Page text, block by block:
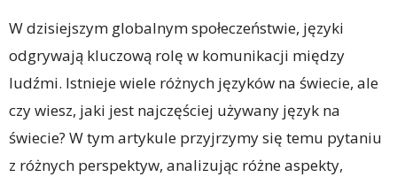
W dzisiejszym globalnym społeczeństwie, języki
odgrywają kluczową rolę w komunikacji między
ludźmi. Istnieje wiele różnych języków na świecie, ale
czy wiesz, jaki jest najczęściej używany język na
świecie? W tym artykule przyjrzymy się temu pytaniu
z różnych perspektyw, analizując różne aspekty,